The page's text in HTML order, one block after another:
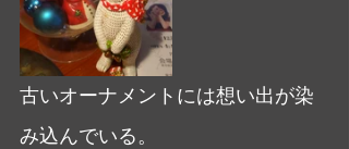
古いオーナメントには想い出が染
み込んでいる。